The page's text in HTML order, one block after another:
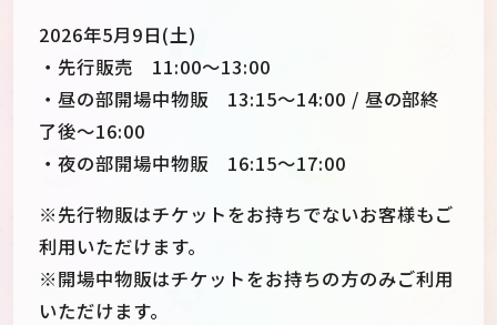
2026年5月9日(土)
・先行販売 11:00～13:00
・昼の部開場中物販 13:15～14:00 / 昼の部終
了後～16:00
・夜の部開場中物販 16:15～17:00
※先行物販はチケットをお持ちでないお客様もご
利用いただけます。
※開場中物販はチケットをお持ちの方のみご利用
いただけます。